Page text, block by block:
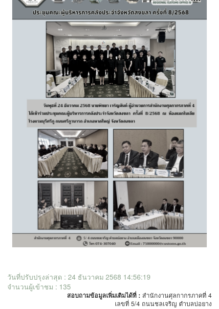
วันที่ปรับปรุงล่าสุด : 24 ธันวาคม 2568 14:56:19
จำนวนผู้เข้าชม : 135
สอบถามข้อมูลเพิ่มเติมได้ที่ : สำนักงานศุลกากรภาคที่ 4
เลขที่ 5/4 ถนนชลเจริญ ตำบลบ่อยาง